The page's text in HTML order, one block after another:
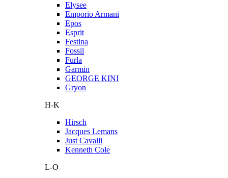
Elysee
Emporio Armani
Epos
Esprit
Festina
Fossil
Furla
Garmin
GEORGE KINI
Gryon
H-K
Hirsch
Jacques Lemans
Just Cavalli
Kenneth Cole
L-O